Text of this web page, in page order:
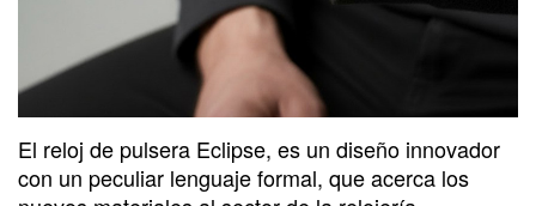
El reloj de pulsera Eclipse, es un diseño innovador
con un peculiar lenguaje formal, que acerca los